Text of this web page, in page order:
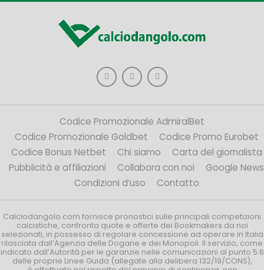
Codice Promozionale AdmiralBet
Codice Promozionale Goldbet
Codice Promo Eurobet
Codice Bonus Netbet
Chi siamo
Carta del giornalista
Pubblicità e affiliazioni
Collabora con noi
Google News
Condizioni d’uso
Contatto
Calciodangolo.com fornisce pronostici sulle principali competizioni
calcistiche, confronta quote e offerte dei Bookmakers da noi
selezionati, in possesso di regolare concessione ad operare in Italia
rilasciata dall’Agenzia delle Dogane e dei Monopoli. Il servizio, come
indicato dall’Autorità per le garanzie nelle comunicazioni al punto 5.6
delle proprie Linee Guida (allegate alla delibera 132/19/CONS),